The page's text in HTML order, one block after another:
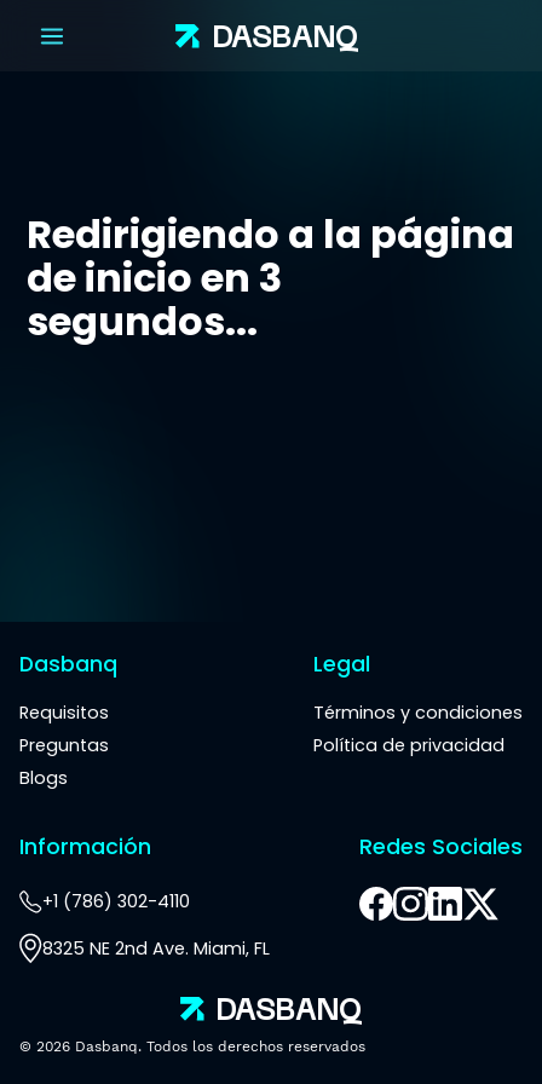
DASBANQ
Redirigiendo a la página
de inicio en 3
segundos...
Dasbanq
Requisitos
Preguntas
Blogs
Legal
Términos y condiciones
Política de privacidad
Información
+1 (786) 302-4110
8325 NE 2nd Ave. Miami, FL
Redes Sociales
DASBANQ
© 2026 Dasbanq. Todos los derechos reservados